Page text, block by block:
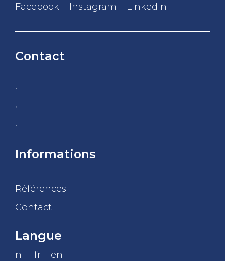
Facebook Instagram LinkedIn
Contact
,
,
,
Informations
Références
Contact
Langue
nl fr en